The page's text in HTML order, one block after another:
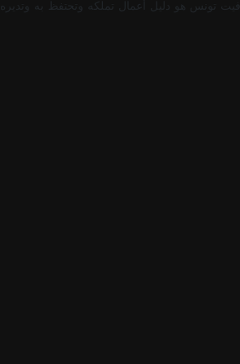
تونس هو دليل أعمال تملكه وتحتفظ به وتديره